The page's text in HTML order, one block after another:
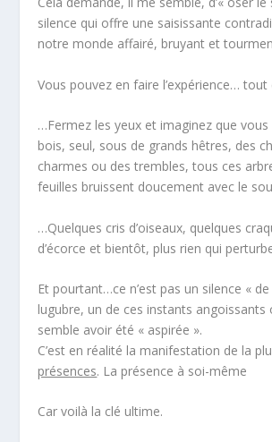
silence qui offre une saisissante
notre monde affairé, bruyant et
Vous pouvez en faire l’expérience…
…Fermez les yeux et imaginez que vous
bois, seul, sous de grands hêtres, des
charmes ou des trembles, tous ces
feuilles bruissent doucement avec le
…Quelques cris d’oiseaux, quelques
d’écorce et bientôt, plus rien qui
Et pourtant…ce n’est pas un silence «
lugubre, un de ces instants angoissants
semble avoir été « aspirée ».
C’est en réalité la manifestation de la
présences. La présence à soi-même
Car voilà la clé ultime.